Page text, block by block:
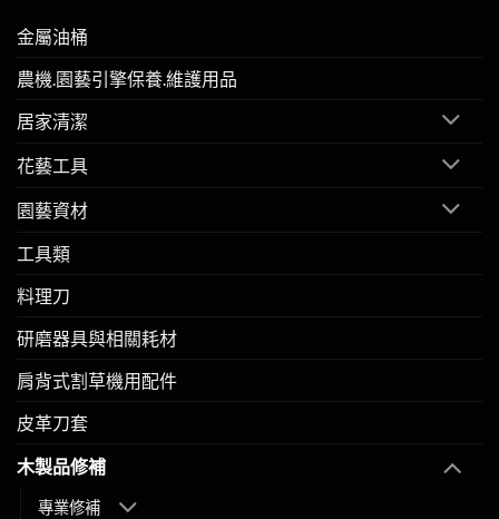
金屬油桶
農機.園藝引擎保養.維護用品
居家清潔
花藝工具
園藝資材
工具類
料理刀
研磨器具與相關耗材
肩背式割草機用配件
皮革刀套
木製品修補
專業修補